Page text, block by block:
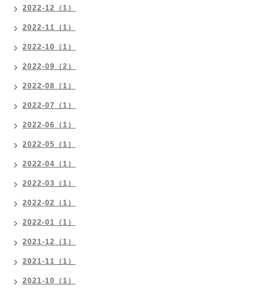
2022-12（1）
2022-11（1）
2022-10（1）
2022-09（2）
2022-08（1）
2022-07（1）
2022-06（1）
2022-05（1）
2022-04（1）
2022-03（1）
2022-02（1）
2022-01（1）
2021-12（1）
2021-11（1）
2021-10（1）